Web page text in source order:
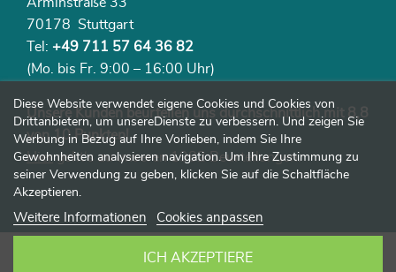
70178 Stuttgart
Tel: +49 711 57 64 36 82
(Mo. bis Fr. 9:00 – 16:00 Uhr)
Unsere Kunden beurteilen uns durchschnittlich mit 8,8
von 10 Punkten!
Hiergeht‘s zu unseren 1982 Beurteilungen.
Diese Website verwendet eigene Cookies und Cookies von
Drittanbietern, um unsereDienste zu verbessern. Und zeigen Sie
Werbung in Bezug auf Ihre Vorlieben, indem Sie Ihre
Gewohnheiten analysieren navigation. Um Ihre Zustimmung zu
seiner Verwendung zu geben, klicken Sie auf die Schaltfläche
Akzeptieren.
Weitere Informationen Cookies anpassen
ICH AKZEPTIERE